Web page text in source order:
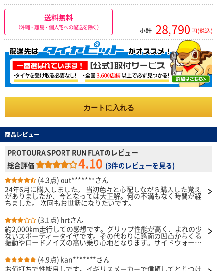
送料無料
（沖縄・離島・個人宅への配送を除く） 小計 28,790 円(税込)
カートに入れる
商品レビュー
PROTOURA SPORT RUN FLATのレビュー
総合評価
4.10 (3件のレビューを見る)
(4.3点) out*******さん
24年6月に購入しました。 当初色々と心配しながら購入した覚え
がありましたか、今となっては大正解。何の不満もなく時間が経
ちました。 次回もお世話になりたいです。
(3.1点) hrtさん
約2,000km走行しての感想です。グリップ性能が高く、よれの少
ないスポーティータイヤです。その代わりに路面の凹凸からくる
振動やロードノイズの高い乗り心地となります。サイドウォール
のデザイン含め見た目もスポーティーです。
(4.9点) kan*******さん
お値打ちで性能良しです。イギリスメーカーで信頼してとりつけ